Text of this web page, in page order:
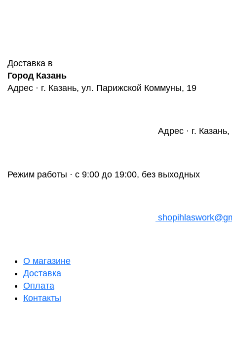
Доставка в
Город Казань
Адрес · г. Казань, ул. Парижской Коммуны, 19
Адрес · г.
Режим работы · с 9:00 до 19:00, без выходных
О магазине
Доставка
Оплата
Контакты